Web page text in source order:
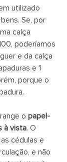
utilizado
Se, por
calça
poderíamos
e da calça
e 1
porque o
opapel-
à vista. O
cédulas e
e não